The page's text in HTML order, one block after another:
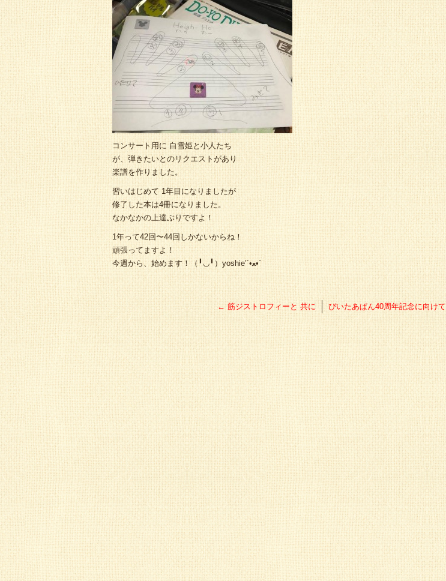
コンサート用に 白雪姫と小人たち
が、弾きたいとのリクエストがあり
楽譜を作りました。
習いはじめて 1年目になりましたが
修了した本は4冊になりました。
なかなかの上達ぶりですよ！
1年って42回〜44回しかないからね！
頑張ってますよ！
今週から、始めます！（╹◡╹）yoshie’‎´•ﻌ•`
← 筋ジストロフィーと 共に ぴいたあぱん40周年記念に向けて